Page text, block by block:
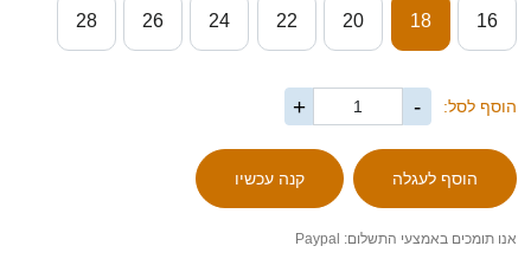
16
18
20
22
24
26
28
הוסף לסל: -
+
אנו תומכים באמצעי התשלום: Paypal